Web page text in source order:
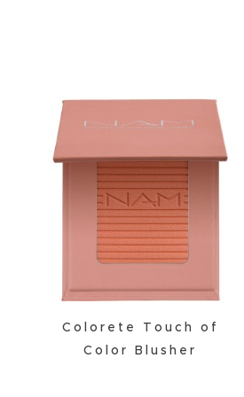
Colorete Touch of
Color Blusher